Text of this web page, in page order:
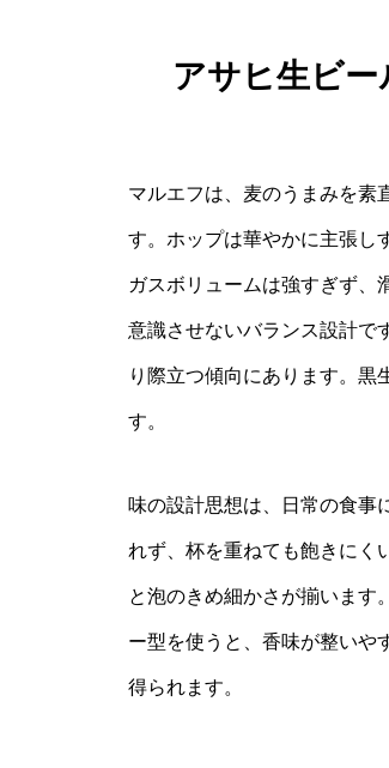
アサヒ生ビ
マルエフは、麦のうまみを素
す。ホップは華やかに主張し
ガスボリュームは強すぎず、
意識させないバランス設計で
り際立つ傾向にあります。黒
す。
味の設計思想は、日常の食事
れず、杯を重ねても飽きにく
と泡のきめ細かさが揃います
ー型を使うと、香味が整いや
得られます。